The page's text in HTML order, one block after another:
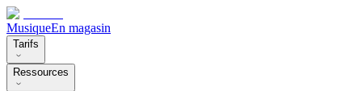
MusiqueEn magasin
Tarifs
Ressources